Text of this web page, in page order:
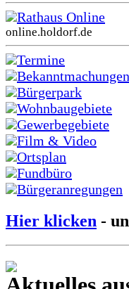
Rathaus Online
online.holdorf.de
Termine
Bekanntmachungen
Bürgerpark
Wohnbaugebiete
Gewerbegebiete
Film & Video
Ortsplan
Fundbüro
Bürgeranregungen
Hier klicken -